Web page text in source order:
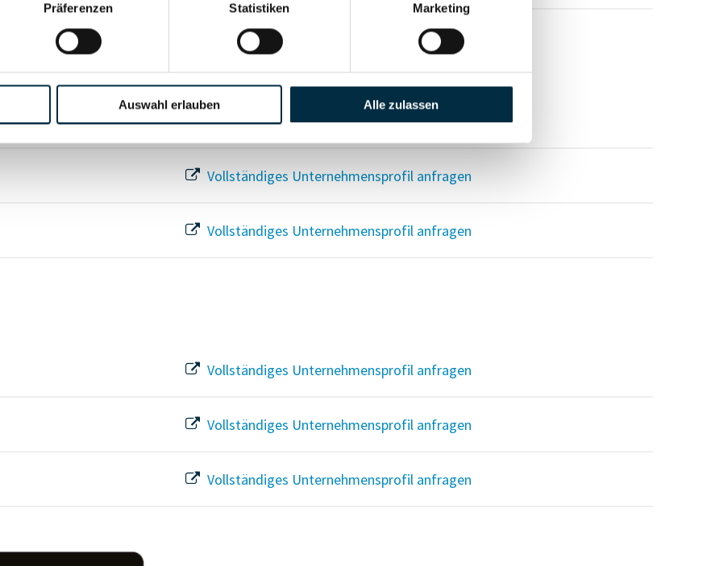
Präferenzen Statistiken Marketing
Auswahl erlauben Alle zulassen
Vollständiges Unternehmensprofil anfragen
Vollständiges Unternehmensprofil anfragen
Vollständiges Unternehmensprofil anfragen
Vollständiges Unternehmensprofil anfragen
Vollständiges Unternehmensprofil anfragen
Vollständiges Unternehmensprofil anfragen